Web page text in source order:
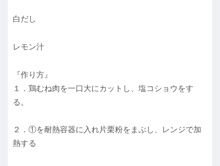
白だし
レモン汁
『作り方』
１．鶏むね肉を一口大にカットし、塩コショウをす
る。
２．①を耐熱容器に入れ片栗粉をまぶし、レンジで加
熱する